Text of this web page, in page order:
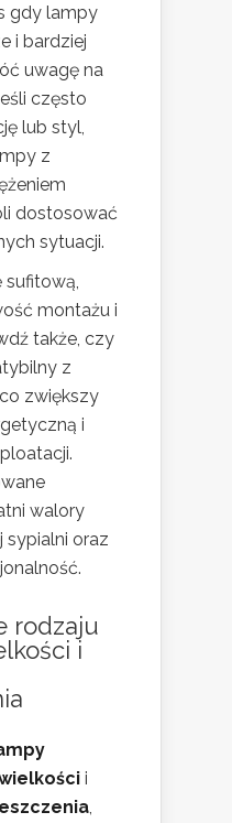
gdy lampy
i bardziej
uwagę na
często
lub styl,
z
dostosować
sytuacji.
sufitową,
montażu i
także, czy
z
zwiększy
i
walory
sypialni oraz
rodzaju
i
i
,